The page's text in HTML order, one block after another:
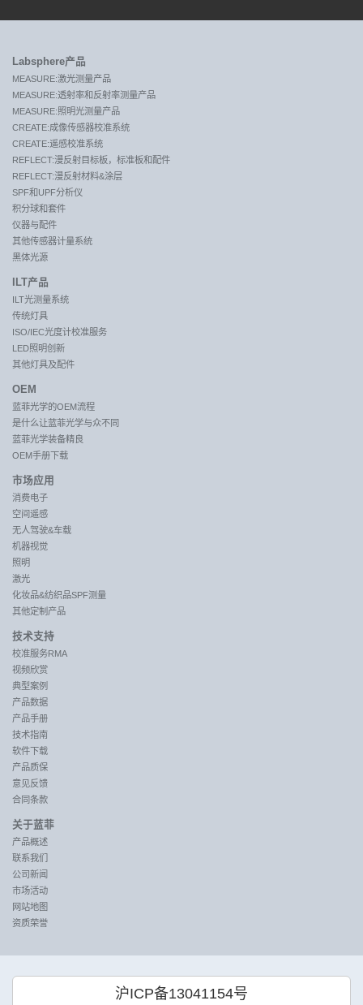
Labsphere产品
MEASURE:激光测量产品
MEASURE:透射率和反射率测量产品
MEASURE:照明光测量产品
CREATE:成像传感器校准系统
CREATE:遥感校准系统
REFLECT:漫反射目标板，标准板和配件
REFLECT:漫反射材料&涂层
SPF和UPF分析仪
积分球和套件
仪器与配件
其他传感器计量系统
黑体光源
ILT产品
ILT光测量系统
传统灯具
ISO/IEC光度计校准服务
LED照明创新
其他灯具及配件
OEM
蓝菲光学的OEM流程
是什么让蓝菲光学与众不同
蓝菲光学装备精良
OEM手册下载
市场应用
消费电子
空间遥感
无人驾驶&车载
机器视觉
照明
激光
化妆品&纺织品SPF测量
其他定制产品
技术支持
校准服务RMA
视频欣赏
典型案例
产品数据
产品手册
技术指南
软件下载
产品质保
意见反馈
合同条款
关于蓝菲
产品概述
联系我们
公司新闻
市场活动
网站地图
资质荣誉
沪ICP备13041154号